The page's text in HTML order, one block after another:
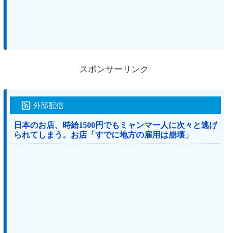
スポンサーリンク
外部配信
日本のお店、時給1500円でもミャンマー人に次々と逃げ
られてしまう。お店「すでに地方の雇用は崩壊」